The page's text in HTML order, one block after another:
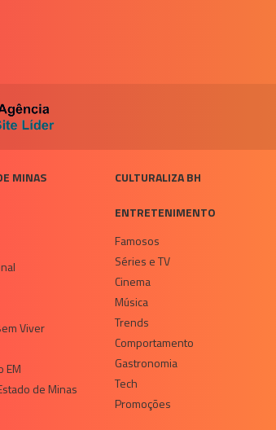
MINAS
Viver
EM
de Minas
CULTURALIZA BH
ENTRETENIMENTO
Famosos
Séries e TV
Cinema
Música
Trends
Comportamento
Gastronomia
Tech
Promoções